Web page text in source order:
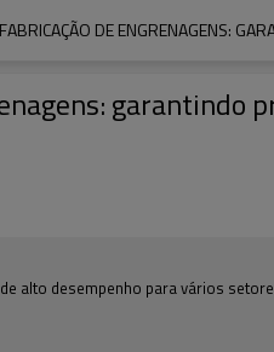
DE ENGRENAGENS:
garantindo
alto desempenho para vários